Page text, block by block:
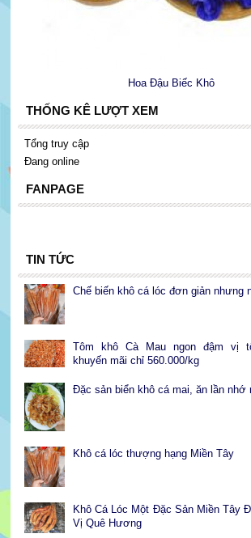
Hoa Đậu Biếc Khô
THỐNG KÊ LƯỢT XEM
Tổng truy cập
Đang online
FANPAGE
TIN TỨC
Chế biến khô cá lóc đơn giản nhưng
Tôm khô Cà Mau ngon đậm vị
khuyến mãi chỉ 560.000/kg
Đặc sản biển khô cá mai, ăn lần nhớ
Khô cá lóc thượng hạng Miền Tây
Khô Cá Lóc Một Đặc Sản Miền Tây
Vị Quê Hương